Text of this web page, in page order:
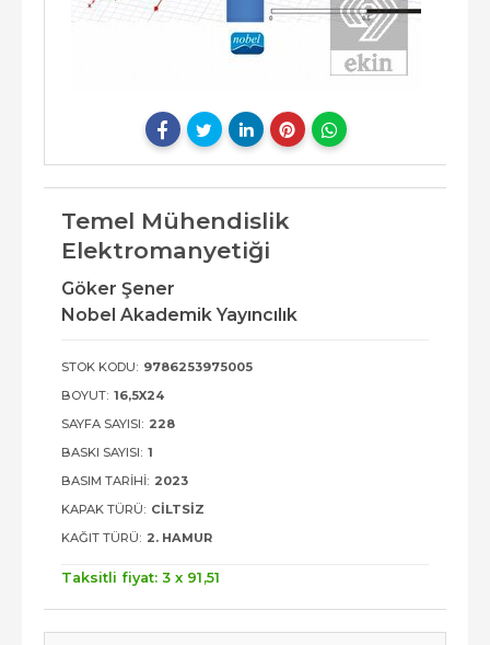
Temel Mühendislik
Elektromanyetiği
Göker Şener
Nobel Akademik Yayıncılık
STOK KODU: 9786253975005
BOYUT: 16,5X24
SAYFA SAYISI: 228
BASKI SAYISI: 1
BASIM TARIHI: 2023
KAPAK TÜRÜ: CILTSIZ
KAĞIT TÜRÜ: 2. HAMUR
Taksitli fiyat: 3 x 91 ,51